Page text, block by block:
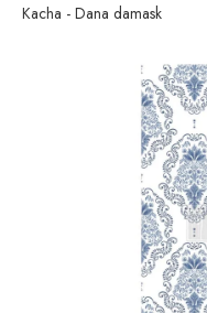
Kacha - Dana damask